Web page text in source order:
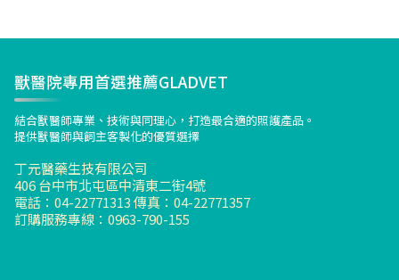
獸醫院專用首選推薦GLADVET
結合獸醫師專業、技術與同理心，打造最合適的照護產品。
提供獸醫師與飼主客製化的優質選擇
丁元醫藥生技有限公司
406 台中市北屯區中清東二街4號
電話：04-22771313 傳真：04-22771357
訂購服務專線：0963-790-155